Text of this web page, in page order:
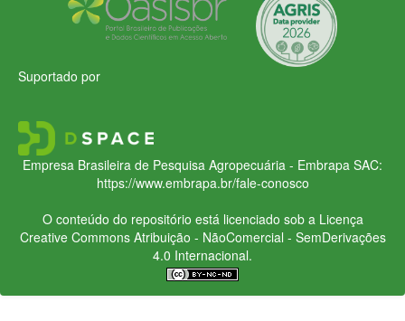
Suportado por
Empresa Brasileira de Pesquisa Agropecuária - Embrapa SAC:
https://www.embrapa.br/fale-conosco
O conteúdo do repositório está licenciado sob a Licença
Creative CommonsAtribuição - NãoComercial - SemDerivações
4.0 Internacional.